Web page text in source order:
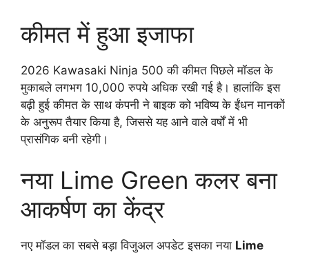
कीमत में हुआ इजाफा
2026 Kawasaki Ninja 500 की कीमत पिछले मॉडल के
मुकाबले लगभग 10,000 रुपये अधिक रखी गई है। हालांकि इस
बढ़ी हुई कीमत के साथ कंपनी ने बाइक को भविष्य के ईंधन मानकों
के अनुरूप तैयार किया है, जिससे यह आने वाले वर्षों में भी
प्रासंगिक बनी रहेगी।
नया Lime Green कलर बना
आकर्षण का केंद्र
नए मॉडल का सबसे बड़ा विजुअल अपडेट इसका नया Lime